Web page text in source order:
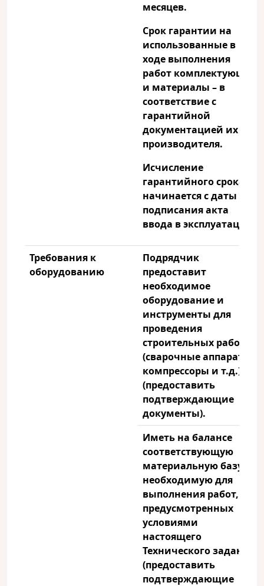
месяцев.
Срок гарантии на
использованные в
ходе выполнения
работ комплектующие
и материалы – в
соответствие с
гарантийной
документацией их
производителя.
Исчисление
гарантийного срока
начинается с даты
подписания акта
ввода в эксплуатацию
Требования к
оборудованию
Подрядчик
предоставит
необходимое
оборудование и
инструменты для
проведения
строительных работ
(сварочные аппараты,
компрессоры и т.д.)
(предоставить
подтверждающие
документы).
Иметь на балансе
соответствующую
материальную базу
необходимую для
выполнения работ,
предусмотренных
условиями
настоящего
Технического задания
(предоставить
подтверждающие